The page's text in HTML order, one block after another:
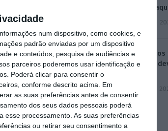
num dispositivo, como cookies, e
padrão enviadas por um dispositivo
e conteúdos, pesquisa de audiências e
parceiros poderemos usar identificação e
Poderá clicar para consentir o
conforme descrito acima. Em
as suas preferências antes de consentir
dos seus dados pessoais poderá
esse processamento. As suas preferências
ou retirar seu consentimento a
onde
https://eco.sapo.pt/2017/12/04/xiaomi-quer-ir-para-a-bolsa-avaliada-em-50-mil-milhoes-de-dolares/ Copiar
4 Agosto
SpaceX
5 Agosto